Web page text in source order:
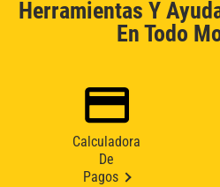
Herramientas Y
En Todo
Calculadora
De
Pagos